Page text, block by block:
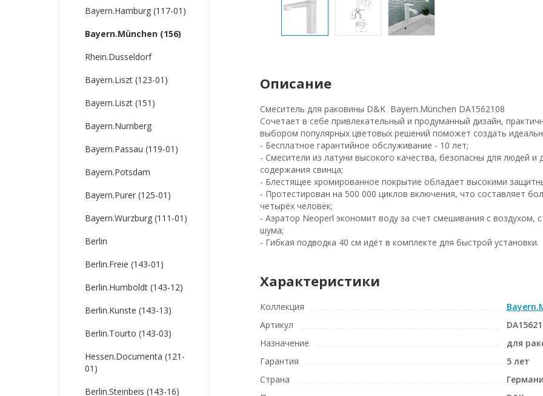
Описание
Смеситель для раковины D&K Bayern.München DA1562108
Сочетает в себе привлекательный и продуманный дизайн,
выбором популярных цветовых решений поможет создать
- Бесплатное гарантийное обслуживание - 10 лет;
- Смесители из латуни высокого качества, безопасны для людей
содержания свинца;
- Блестящее хромированное покрытие обладает высокими
- Протестирован на 500 000 циклов включения, что составляет
четырёх человек;
- Аэратор Neoperl экономит воду за счет смешивания с воздухом,
шума;
- Гибкая подводка 40 см идёт в комплекте для быстрой установки.
Характеристики
Коллекция
Артикул
Назначение
для
Гарантия
5 лет
Страна
Bayern.Hamburg (117-01)
Bayern.München (156)
Rhein.Dusseldorf
Bayern.Liszt (123-01)
Bayern.Liszt (151)
Bayern.Nurnberg
Bayern.Passau (119-01)
Bayern.Potsdam
Bayern.Purer (125-01)
Bayern.Wurzburg (111-01)
Berlin
Berlin.Freie (143-01)
Berlin.Humboldt (143-12)
Berlin.Kunste (143-13)
Berlin.Tourto (143-03)
Hessen.Documenta (121-
01)
Berlin.Steinbeis (143-16)